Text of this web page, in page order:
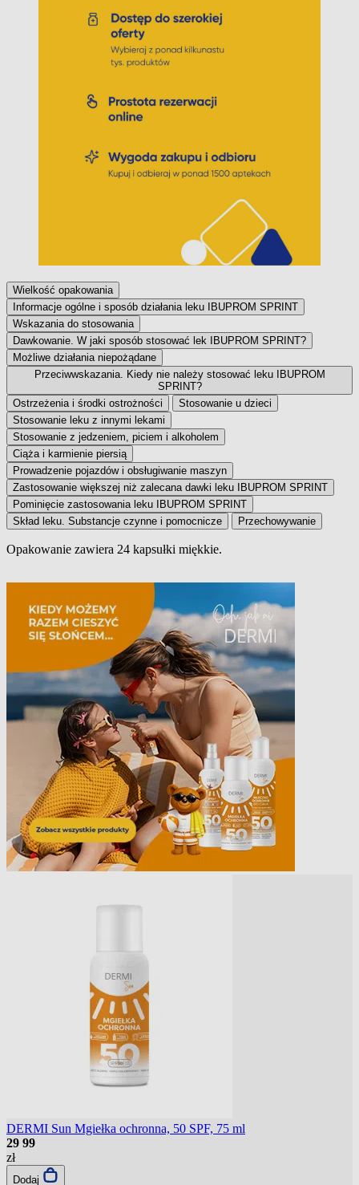
Wielkość opakowania
Informacje ogólne i sposób działania leku IBUPROM SPRINT
Wskazania do stosowania
Dawkowanie. W jaki sposób stosować lek IBUPROM SPRINT?
Możliwe działania niepożądane
Przeciwwskazania. Kiedy nie należy stosować leku IBUPROM
SPRINT?
Ostrzeżenia i środki ostrożności
Stosowanie u dzieci
Stosowanie leku z innymi lekami
Stosowanie z jedzeniem, piciem i alkoholem
Ciąża i karmienie piersią
Prowadzenie pojazdów i obsługiwanie maszyn
Zastosowanie większej niż zalecana dawki leku IBUPROM SPRINT
Pominięcie zastosowania leku IBUPROM SPRINT
Skład leku. Substancje czynne i pomocnicze
Przechowywanie
Opakowanie zawiera 24 kapsułki miękkie.
DERMI Sun Mgiełka ochronna, 50 SPF, 75 ml
29 99
zł
Dodaj